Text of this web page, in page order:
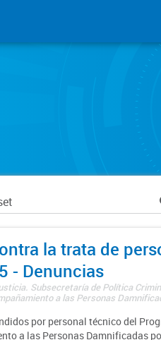
la trata de
- Denuncias
Subsecretaría de Política
a las Personas
por personal técnico del
a las Personas Damnificadas